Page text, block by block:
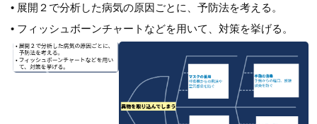
• 展開２で分析した病気の原因ごとに、予防法を考える。
• フィッシュボーンチャートなどを用いて、対策を挙げる。